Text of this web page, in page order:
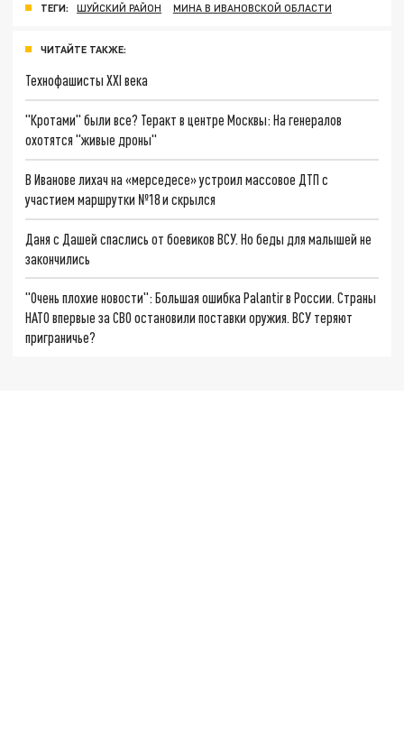
ТЕГИ: ШУЙСКИЙ РАЙОН МИНА В ИВАНОВСКОЙ ОБЛАСТИ
ЧИТАЙТЕ ТАКЖЕ:
Технофашисты XXI века
"Кротами" были все? Теракт в центре Москвы: На генералов
охотятся "живые дроны"
В Иванове лихач на «мерседесе» устроил массовое ДТП с
участием маршрутки №18 и скрылся
Даня с Дашей спаслись от боевиков ВСУ. Но беды для малышей не
закончились
"Очень плохие новости": Большая ошибка Palantir в России. Страны
НАТО впервые за СВО остановили поставки оружия. ВСУ теряют
приграничье?